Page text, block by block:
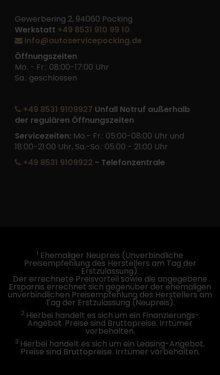
Gewerbering 2, 94060 Pocking
Werkstatt +49 8531 910 99 10
info@autoservicepocking.de
Öffnungszeiten
Mo. - Fr.: 08:00-17:00 Uhr
Sa.: geschlossen
+49 8531 9109927 Unfall Notruf außerhalb
der regulären Öffnungszeiten
Servicezeiten: Mo.- Fr.: 05:00-08:00 Uhr und
18:00-21:00 Uhr, Sa.-So.: 05:00 - 21:00 Uhr
+49 8531 9109922 - Telefonzentrale
1 Ehemaliger Neupreis (Unverbindliche
Preisempfehlung des Herstellers am Tag der
Erstzulassung).
Der errechnete Preisvorteil sowie die angegebene
Ersparnis errechnet sich gegenüber der ehemaligen
unverbindlichen Preisempfehlung des Herstellers am
Tag der Erstzulassung (Neupreis).
2 Hierbei handelt es sich um ein Finanzierungs-
Angebot. Preise sind Bruttopreise. Irrtümer
vorbehalten.
3 Hierbei handelt es sich um ein Leasing-Angebot.
Preise sind Bruttopreise. Irrtümer vorbehalten.